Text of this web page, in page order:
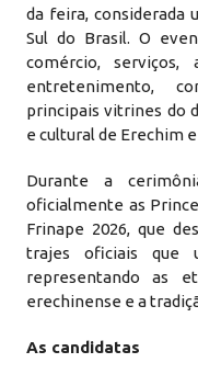
da feira, considerada
Sul do Brasil. O
comércio, serviços,
entretenimento,
principais vitrines do
e cultural de Erechim
Durante a
oficialmente as
Frinape 2026, que
trajes oficiais que
representando as
erechinense e a
As candidatas